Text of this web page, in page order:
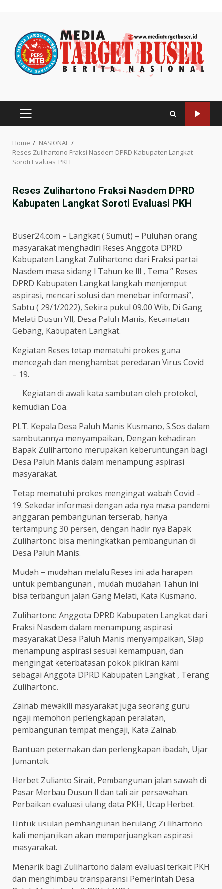
content
PRIMARY
Home
NASIONAL
Reses Zulihartono Fraksi Nasdem DPRD Kabupaten Langkat
Soroti Evaluasi PKH
Reses Zulihartono Fraksi Nasdem DPRD
Kabupaten Langkat Soroti Evaluasi PKH
Buser24.com – Langkat ( Sumut) – Puluhan orang
masyarakat menghadiri Reses Anggota DPRD
Kabupaten Langkat Zulihartono dari Fraksi partai
Nasdem masa sidang l Tahun ke lll , Tema ” Reses
DPRD Kabupaten Langkat langkah menjemput
aspirasi, mencari solusi dan menebar informasi”,
Sabtu ( 29/1/2022), Sekira pukul 09.00 Wib, Di Gang
Melati Dusun Vll, Desa Paluh Manis, Kecamatan
Gebang, Kabupaten Langkat.
Kegiatan Reses tetap mematuhi prokes guna
mencegah dan menghambat peredaran Virus Covid
– 19.
Kegiatan di awali kata sambutan oleh protokol,
kemudian Doa.
PLT. Kepala Desa Paluh Manis Kusmano, S.Sos dalam
sambutannya menyampaikan, Dengan kehadiran
Bapak Zulihartono merupakan keberuntungan bagi
Desa Paluh Manis dalam menampung aspirasi
masyarakat.
Tetap mematuhi prokes mengingat wabah Covid –
19. Sekedar informasi dengan ada nya masa pandemi
anggaran pembangunan terserab, hanya
tertampung 30 persen, dengan hadir nya Bapak
Zulihartono bisa meningkatkan pembangunan di
Desa Paluh Manis.
Mudah – mudahan melalu Reses ini ada harapan
untuk pembangunan , mudah mudahan Tahun ini
bisa terbangun jalan Gang Melati, Kata Kusmano.
Zulihartono Anggota DPRD Kabupaten Langkat dari
Fraksi Nasdem dalam menampung aspirasi
masyarakat Desa Paluh Manis menyampaikan, Siap
menampung aspirasi sesuai kemampuan, dan
mengingat keterbatasan pokok pikiran kami
sebagai Anggota DPRD Kabupaten Langkat , Terang
Zulihartono.
Zainab mewakili masyarakat juga seorang guru
ngaji memohon perlengkapan peralatan,
pembangunan tempat mengaji, Kata Zainab.
Bantuan peternakan dan perlengkapan ibadah, Ujar
Jumantak.
Herbet Zulianto Sirait, Pembangunan jalan sawah di
Pasar Merbau Dusun ll dan tali air persawahan.
Perbaikan evaluasi ulang data PKH, Ucap Herbet.
Untuk usulan pembangunan berulang Zulihartono
kali menjanjikan akan memperjuangkan aspirasi
masyarakat.
Menarik bagi Zulihartono dalam evaluasi terkait PKH
dan menghimbau transparansi Pemerintah Desa